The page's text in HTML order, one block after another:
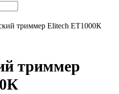
триммер Elitech ЕТ1000К
триммер